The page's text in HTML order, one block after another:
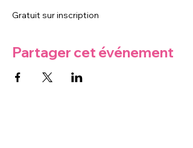
Gratuit sur inscription
Partager cet événement